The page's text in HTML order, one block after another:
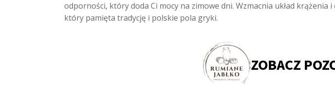
odporności, który doda Ci mocy na zimowe dni. Wzmacnia układ
który pamięta tradycję i polskie pola gryki.
ZOBACZ